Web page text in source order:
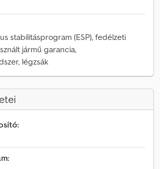
stabilitásprogram (ESP), fedélzeti
jármű garancia,
légzsák